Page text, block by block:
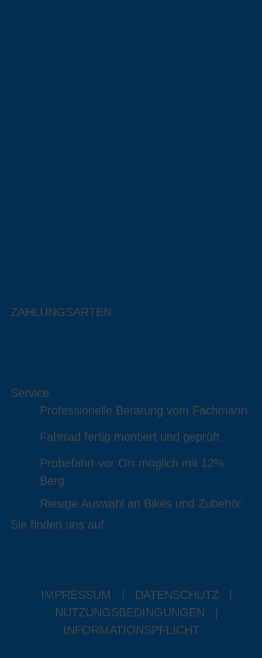
ZAHLUNGSARTEN
Service
Professionelle Beratung vom Fachmann
Fahrrad fertig montiert und geprüft
Probefahrt vor Ort möglich mit 12%
Berg
Riesige Auswahl an Bikes und Zubehör
Sie finden uns auf
IMPRESSUM DATENSCHUTZ
NUTZUNGSBEDINGUNGEN
INFORMATIONSPFLICHT